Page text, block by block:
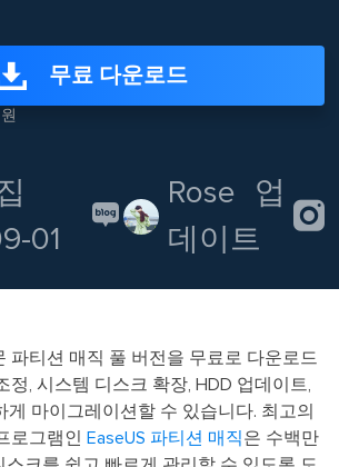
무료 다운로드
01
Rose
업
데이트

파티션 매직 풀 버전을 무료로 다운로드
정, 시스템 디스크 확장, HDD 업데이트,
게 마이그레이션할 수 있습니다. 최고의
로그램인 EaseUS 파티션 매직은 수백만